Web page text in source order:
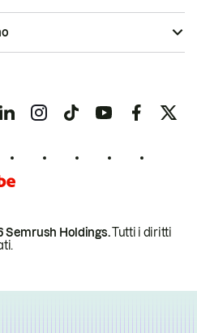
Semrush Holdings.Tutti i diritti